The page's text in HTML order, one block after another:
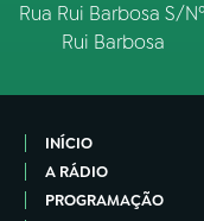
Rua Rui Barbosa S/Nº
Rui Barbosa
INÍCIO
A RÁDIO
PROGRAMAÇÃO